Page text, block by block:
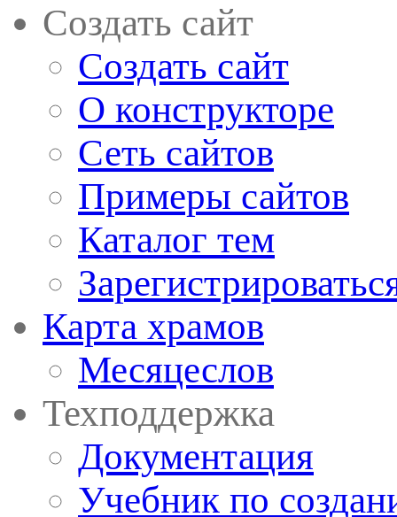
Создать сайт
Создать сайт
О конструкторе
Сеть сайтов
Примеры сайтов
Каталог тем
Карта храмов
Месяцеслов
Техподдержка
Документация
Учебник по